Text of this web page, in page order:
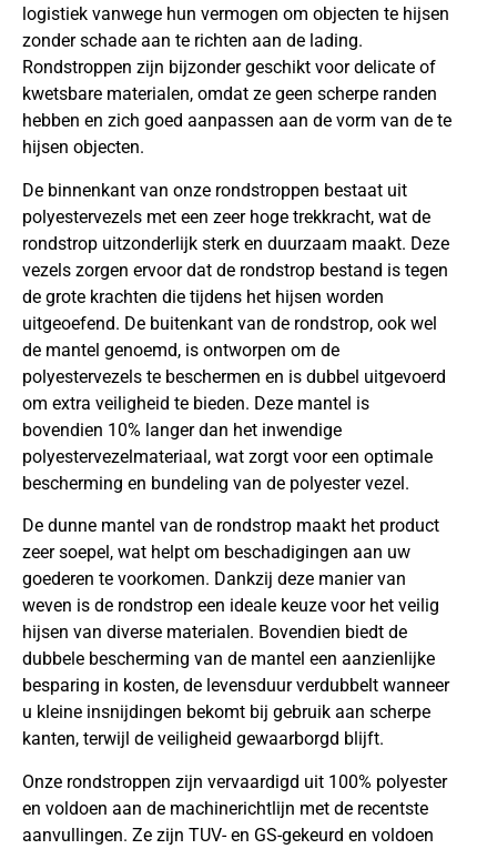
logistiek vanwege hun vermogen om objecten te hijsen
zonder schade aan te richten aan de lading.
Rondstroppen zijn bijzonder geschikt voor delicate of
kwetsbare materialen, omdat ze geen scherpe randen
hebben en zich goed aanpassen aan de vorm van de te
hijsen objecten.
De binnenkant van onze rondstroppen bestaat uit
polyestervezels met een zeer hoge trekkracht, wat de
rondstrop uitzonderlijk sterk en duurzaam maakt. Deze
vezels zorgen ervoor dat de rondstrop bestand is tegen
de grote krachten die tijdens het hijsen worden
uitgeoefend. De buitenkant van de rondstrop, ook wel
de mantel genoemd, is ontworpen om de
polyestervezels te beschermen en is dubbel uitgevoerd
om extra veiligheid te bieden. Deze mantel is
bovendien 10% langer dan het inwendige
polyestervezelmateriaal, wat zorgt voor een optimale
bescherming en bundeling van de polyester vezel.
De dunne mantel van de rondstrop maakt het product
zeer soepel, wat helpt om beschadigingen aan uw
goederen te voorkomen. Dankzij deze manier van
weven is de rondstrop een ideale keuze voor het veilig
hijsen van diverse materialen. Bovendien biedt de
dubbele bescherming van de mantel een aanzienlijke
besparing in kosten, de levensduur verdubbelt wanneer
u kleine insnijdingen bekomt bij gebruik aan scherpe
kanten, terwijl de veiligheid gewaarborgd blijft.
Onze rondstroppen zijn vervaardigd uit 100% polyester
en voldoen aan de machinerichtlijn met de recentste
aanvullingen. Ze zijn TUV- en GS-gekeurd en voldoen